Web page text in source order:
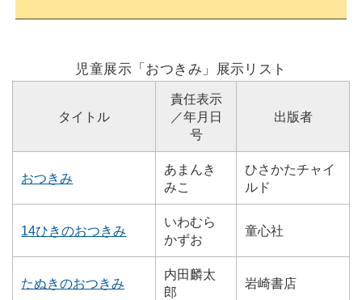
児童展示「おつきみ」展示リスト
タイトル
責任表示
／年月日
号
出版者
おつきみ
あまんき
みこ
ひさかたチャイ
ルド
14ひきのおつきみ
いわむら
かずお
童心社
たぬきのおつきみ
内田麟太
郎
岩崎書店